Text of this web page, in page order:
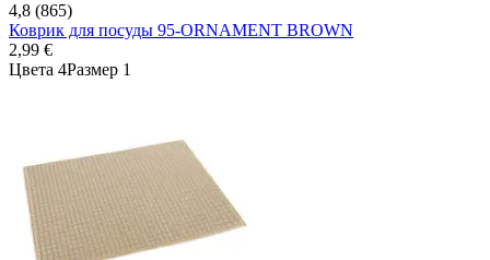
4,8 (865)
Коврик для посуды 95-ORNAMENT BROWN
2,99 €
Цвета 4Размер 1